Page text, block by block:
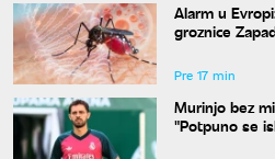
Alarm u
groznice
Pre 17 min
Murinjo bez
"Potpuno se